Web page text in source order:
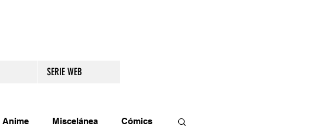
SERIE WEB
Anime Miscelánea Cómics